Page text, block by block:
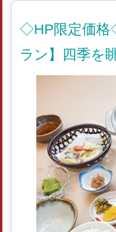
◇HP限定価格
ラン】四季を